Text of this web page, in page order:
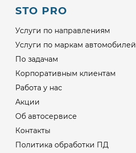
STO PRO
Услуги по направлениям
Услуги по маркам автомобилей
По задачам
Корпоративным клиентам
Работа у нас
Акции
Об автосервисе
Контакты
Политика обработки ПД